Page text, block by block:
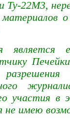
Ту-22М3,
участия
не имею